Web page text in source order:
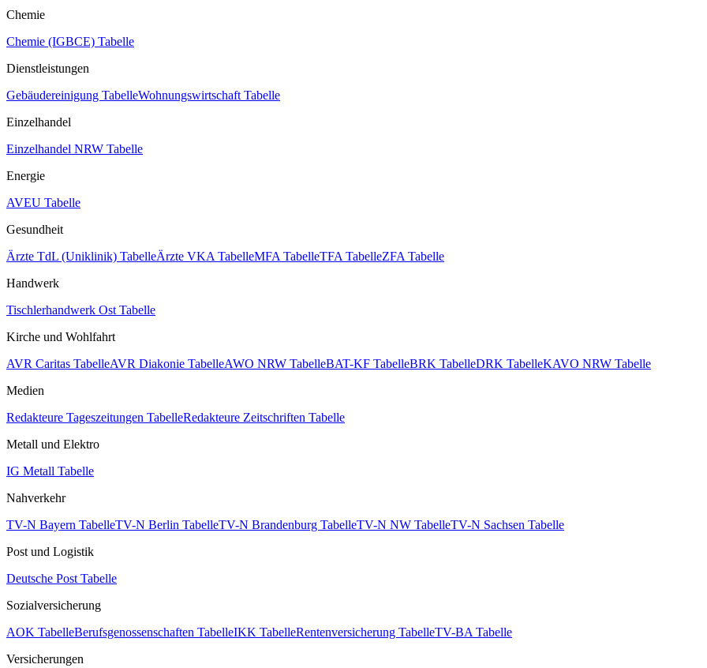
Chemie
Chemie (IGBCE) Tabelle
Dienstleistungen
Gebäudereinigung TabelleWohnungswirtschaft Tabelle
Einzelhandel
Einzelhandel NRW Tabelle
Energie
AVEU Tabelle
Gesundheit
Ärzte TdL (Uniklinik) TabelleÄrzte VKA TabelleMFA TabelleTFA TabelleZFA Tabelle
Handwerk
Tischlerhandwerk Ost Tabelle
Kirche und Wohlfahrt
AVR Caritas TabelleAVR Diakonie TabelleAWO NRW TabelleBAT-KF TabelleBRK TabelleDRK TabelleKAVO NRW Tabelle
Medien
Redakteure Tageszeitungen TabelleRedakteure Zeitschriften Tabelle
Metall und Elektro
IG Metall Tabelle
Nahverkehr
TV-N Bayern TabelleTV-N Berlin TabelleTV-N Brandenburg TabelleTV-N NW TabelleTV-N Sachsen Tabelle
Post und Logistik
Deutsche Post Tabelle
Sozialversicherung
AOK TabelleBerufsgenossenschaften TabelleIKK TabelleRentenversicherung TabelleTV-BA Tabelle
Versicherungen